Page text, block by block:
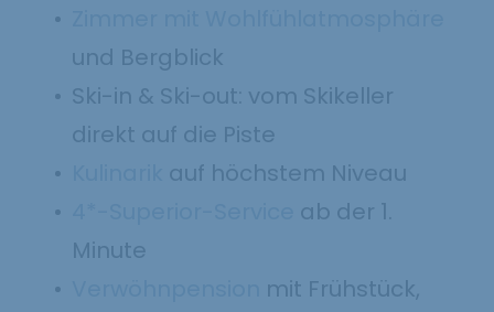
und Bergblick
Ski-in & Ski-out: vom Skikeller
direkt auf die Piste
auf höchstem Niveau
ab der 1.
Minute
mit Frühstück,